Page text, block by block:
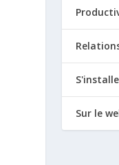
Sur le